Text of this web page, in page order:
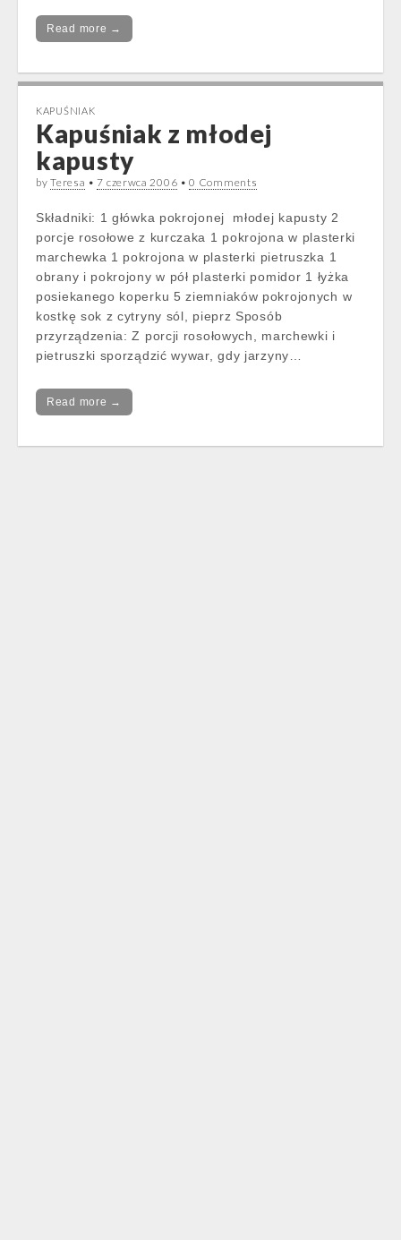
Read more →
KAPUŚNIAK
Kapuśniak z młodej
kapusty
byTeresa •7 czerwca 2006 •0 Comments
Składniki: 1 główka pokrojonej młodej kapusty 2
porcje rosołowe z kurczaka 1 pokrojona w plasterki
marchewka 1 pokrojona w plasterki pietruszka 1
obrany i pokrojony w pół plasterki pomidor 1 łyżka
posiekanego koperku 5 ziemniaków pokrojonych w
kostkę sok z cytryny sól, pieprz Sposób
przyrządzenia: Z porcji rosołowych, marchewki i
pietruszki sporządzić wywar, gdy jarzyny…
Read more →